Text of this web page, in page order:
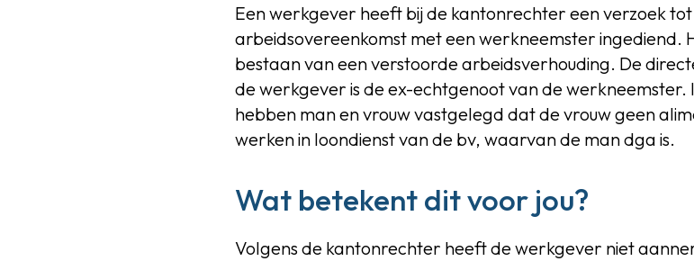
Een werkgever heeft bij de kantonrechter een verzoek
arbeidsovereenkomst met een werkneemster ingediend.
bestaan van een verstoorde arbeidsverhouding. De
de werkgever is de ex-echtgenoot van de werkneemster.
hebben man en vrouw vastgelegd dat de vrouw geen
werken in loondienst van de bv, waarvan de man dga is.
Wat betekent dit voor jou?
Volgens de kantonrechter heeft de werkgever niet